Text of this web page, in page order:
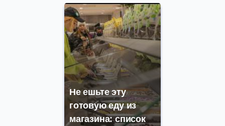
Не ешьте эту
готовую еду из
магазина: список